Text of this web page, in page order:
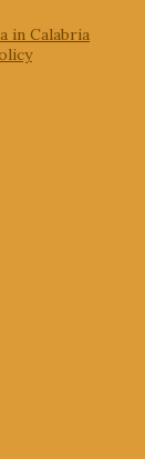
in Calabria